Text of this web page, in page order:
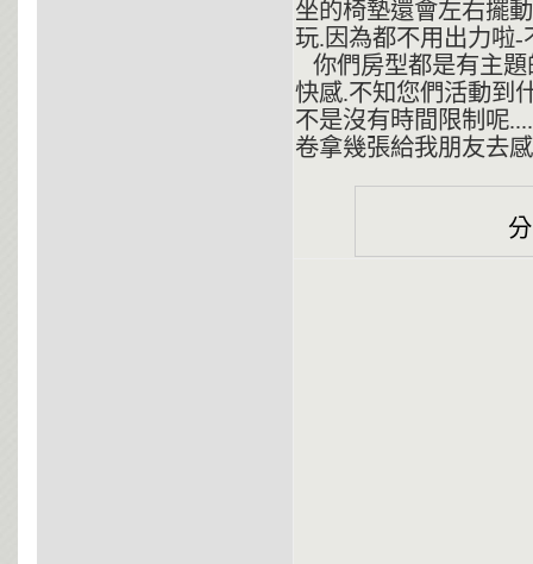
坐的椅墊還會左右擺
玩.因為都不用出力啦
你們房型都是有主
快感.不知您們活動到
不是沒有時間限制呢
卷拿幾張給我朋友去